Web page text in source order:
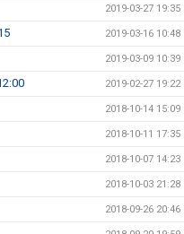
2019-03-27 19:35
2019-03-16 10:48
2019-03-09 10:39
2019-02-27 19:22
2018-10-14 15:09
2018-10-11 17:35
2018-10-07 14:23
2018-10-03 21:28
2018-09-26 20:46